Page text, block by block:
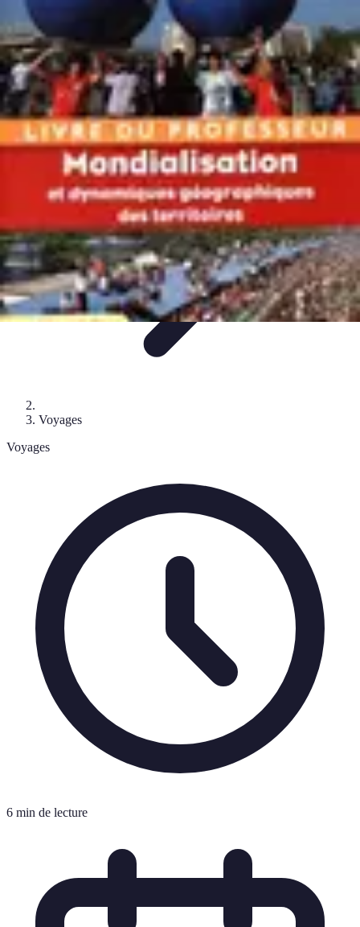
Atlas Géographique
Tendances
Perception et UtilisationGuide d'achat
Éducation et
ApprentissageAtlas Thématiques
Atlas Géographique
Voyages
Voyages
6 min de lecture